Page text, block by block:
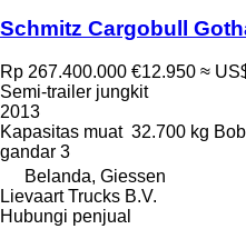
Schmitz Cargobull
Rp 267.400.000 €12.950 ≈
Semi-trailer jungkit
2013
Kapasitas muat 32.700 kg
gandar 3
Belanda, Giessen
Lievaart Trucks B.V.
Hubungi penjual